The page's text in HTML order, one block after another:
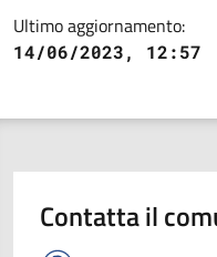
Ultimo aggiornamento:
14/06/2023, 12:57
Contatta il